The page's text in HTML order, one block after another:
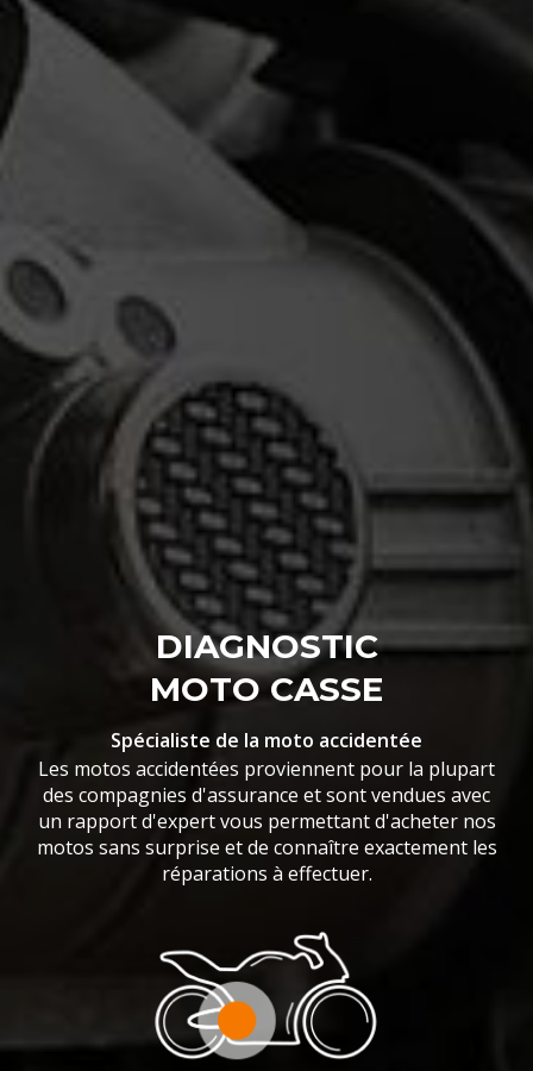
DIAGNOSTIC
MOTO CASSE
Spécialiste de la moto accidentée
Les motos accidentées proviennent pour la plupart
des compagnies d'assurance et sont vendues avec
un rapport d'expert vous permettant d'acheter nos
motos sans surprise et de connaître exactement les
réparations à effectuer.